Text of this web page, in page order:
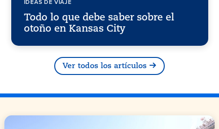
IDEAS DE VIAJE
Todo lo que debe saber sobre el
otoño en Kansas City
Ver todos los artículos